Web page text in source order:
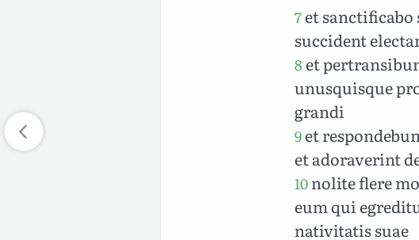
7et
succident
8et
unusquisque
grandi
9et
et adoraverint
10nolite flere
eum qui
nativitatis suae